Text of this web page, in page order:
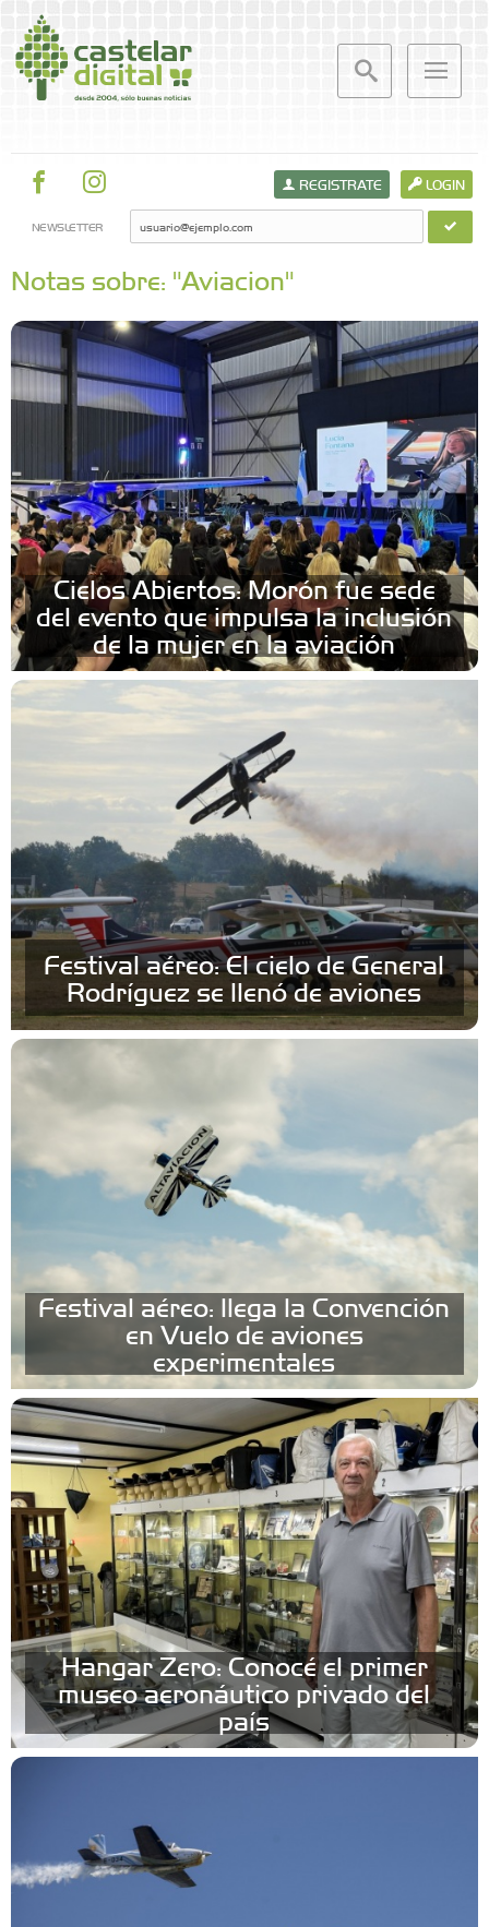
LOGIN
REGISTRATE
NEWSLETTER
Notas sobre: "Aviacion"
Cielos Abiertos: Morón fue sede
del evento que impulsa la inclusión
de la mujer en la aviación
Festival aéreo: El cielo de General
Rodríguez se llenó de aviones
Festival aéreo: llega la Convención
en Vuelo de aviones
experimentales
Hangar Zero: Conocé el primer
museo aeronáutico privado del
país